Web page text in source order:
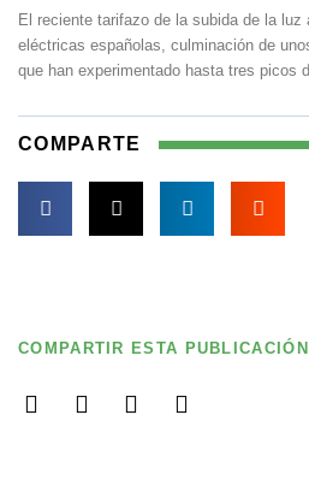
El reciente tarifazo de la subida de la
eléctricas españolas, culminación de
que han experimentado hasta tres picos
COMPARTE
COMPARTIR ESTA